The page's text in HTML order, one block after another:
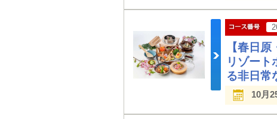
【春日
リゾート
る非日
10月